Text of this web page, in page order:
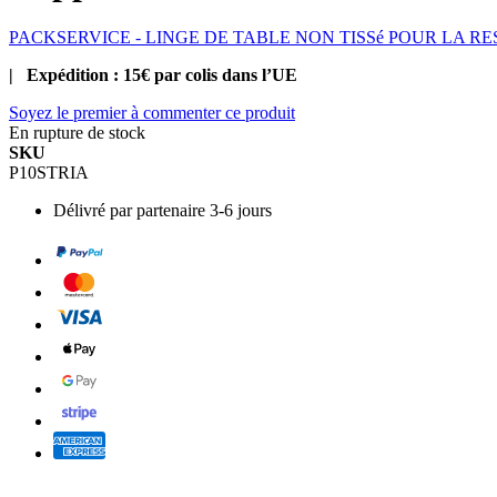
PACKSERVICE - LINGE DE TABLE NON TISSé POUR LA
| Expédition : 15€ par colis dans l’UE
Soyez le premier à commenter ce produit
En rupture de stock
SKU
P10STRIA
Délivré par partenaire 3-6 jours